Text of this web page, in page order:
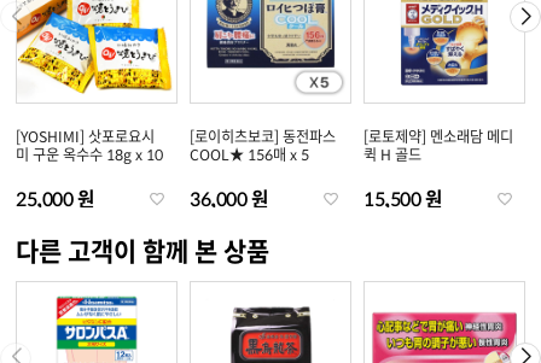
[YOSHIMI] 삿포로요시
미 구운 옥수수 18g x 10
25,000 원
[로이히츠보코] 동전파스
COOL★ 156매 x 5
36,000 원
[로토제약] 멘소래담 메디
퀵 H 골드
15,500 원
다른 고객이 함께 본 상품